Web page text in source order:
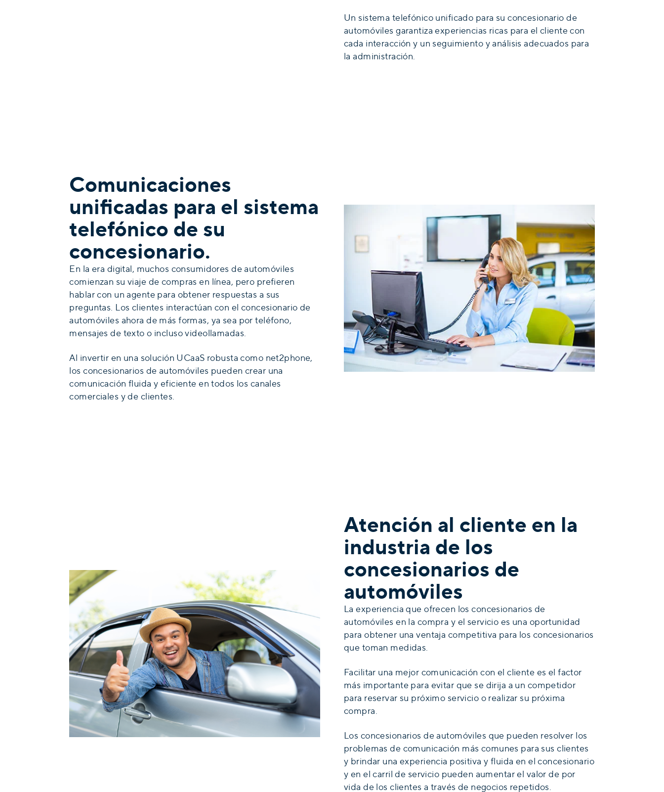
Un sistema telefónico unificado para su concesionario de
automóviles garantiza experiencias ricas para el cliente con
cada interacción y un seguimiento y análisis adecuados para
la administración.
Comunicaciones
unificadas para el sistema
telefónico de su
concesionario.
En la era digital, muchos consumidores de automóviles
comienzan su viaje de compras en línea, pero prefieren
hablar con un agente para obtener respuestas a sus
preguntas. Los clientes interactúan con el concesionario de
automóviles ahora de más formas, ya sea por teléfono,
mensajes de texto o incluso videollamadas.
Al invertir en una solución UCaaS robusta como net2phone,
los concesionarios de automóviles pueden crear una
comunicación fluida y eficiente en todos los canales
comerciales y de clientes.
Atención al cliente en la
industria de los
concesionarios de
automóviles
La experiencia que ofrecen los concesionarios de
automóviles en la compra y el servicio es una oportunidad
para obtener una ventaja competitiva para los concesionarios
que toman medidas.
Facilitar una mejor comunicación con el cliente es el factor
más importante para evitar que se dirija a un competidor
para reservar su próximo servicio o realizar su próxima
compra.
Los concesionarios de automóviles que pueden resolver los
problemas de comunicación más comunes para sus clientes
y brindar una experiencia positiva y fluida en el concesionario
y en el carril de servicio pueden aumentar el valor de por
vida de los clientes a través de negocios repetidos.